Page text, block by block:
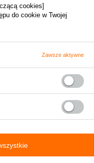
cookies]
do cookie w Twojej
Zawsze aktywne